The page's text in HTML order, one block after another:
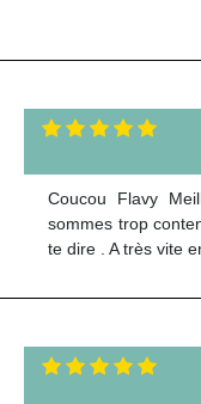
Coucou Flavy
sommes trop
te dire . A très vite